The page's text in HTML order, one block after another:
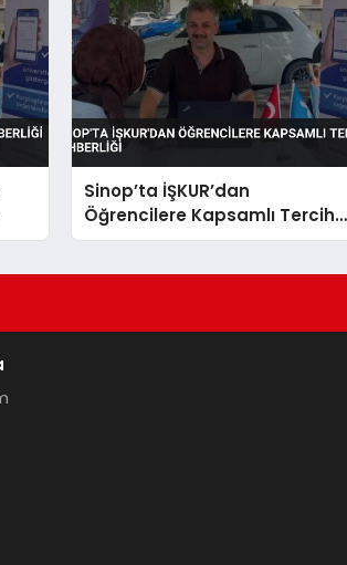
Sinop’ta İŞKUR’dan
Öğrencilere Kapsamlı Tercih
Rehberliği